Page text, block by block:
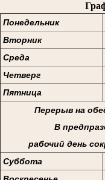
Понедельник
Вторник
Среда
Четверг
Пятница
Перерыв на
В
рабочий день
Суббота